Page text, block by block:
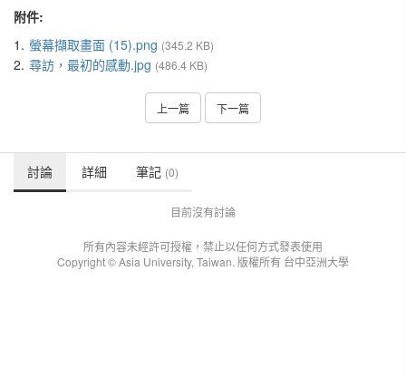
附件:
1. 螢幕擷取畫面 (15).png (345.2 KB)
2. 尋訪，最初的感動.jpg (486.4 KB)
上一篇 下一篇
討論 詳細 筆記 (0)
目前沒有討論
所有內容未經許可授權，禁止以任何方式發表使用
Copyright © Asia University, Taiwan. 版權所有 台中亞洲大學